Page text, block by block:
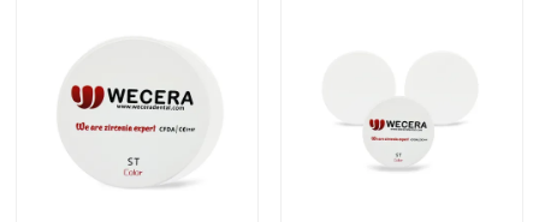
विडियो
वी.आर. शो